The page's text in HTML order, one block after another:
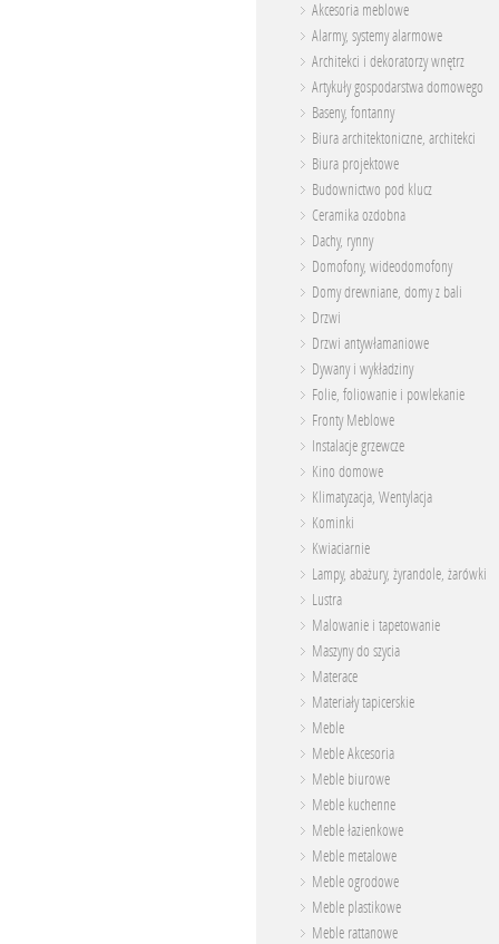
Akcesoria meblowe
Alarmy, systemy alarmowe
Architekci i dekoratorzy wnętrz
Artykuły gospodarstwa domowego
Baseny, fontanny
Biura architektoniczne, architekci
Biura projektowe
Budownictwo pod klucz
Ceramika ozdobna
Dachy, rynny
Domofony, wideodomofony
Domy drewniane, domy z bali
Drzwi
Drzwi antywłamaniowe
Dywany i wykładziny
Folie, foliowanie i powlekanie
Fronty Meblowe
Instalacje grzewcze
Kino domowe
Klimatyzacja, Wentylacja
Kominki
Kwiaciarnie
Lampy, abażury, żyrandole, żarówki
Lustra
Malowanie i tapetowanie
Maszyny do szycia
Materace
Materiały tapicerskie
Meble
Meble Akcesoria
Meble biurowe
Meble kuchenne
Meble łazienkowe
Meble metalowe
Meble ogrodowe
Meble plastikowe
Meble rattanowe